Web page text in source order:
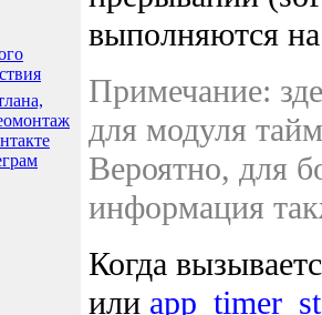
выполняются
Примечание:
для модуля
Вероятно, для
информация
Когда
или